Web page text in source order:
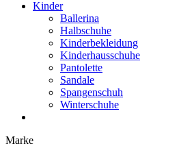
Kinder
Ballerina
Halbschuhe
Kinderbekleidung
Kinderhausschuhe
Pantolette
Sandale
Spangenschuh
Winterschuhe
Marke